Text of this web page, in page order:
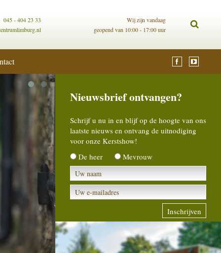
Wij zijn vandaag
geopend van 10:00 - 17:00 uur
045 - 404 23 33
Nieuwsbrief ontvangen?
Schrijf u nu in en blijf op de hoogte van ons
laatste nieuws en ontvang de uitnodiging
voor onze Kerstshow!
De heer
Mevrouw